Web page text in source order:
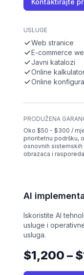
Kontaktirajte
USLUGE
Web stranice
E-commerce
Javni katalozi
Online
Online
PRODUŽENA
Oko $50 - $300 /
prioritetnu podršku,
osnovnih sistemskih
obrazaca i
AI
Iskoristite AI
usluge i
usluga.
$1,200 –